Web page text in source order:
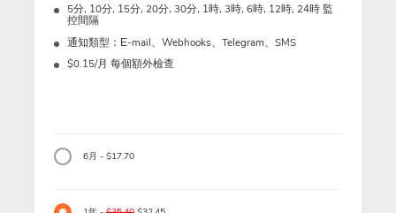
5分, 10分, 15分, 20分, 30分, 1時, 3時, 6時, 12時, 24時 監
控間隔
通知類型：Е-mail、Webhooks、Telegram、SMS
$0.15/月 每個額外檢查
6月 - $17.70